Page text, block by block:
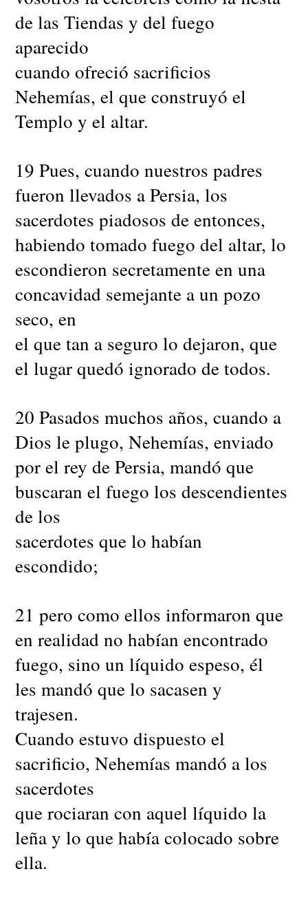
de las Tiendas y del fuego
aparecido
cuando ofreció sacrificios
Nehemías, el que construyó el
Templo y el altar.
19 Pues, cuando nuestros padres
fueron llevados a Persia, los
sacerdotes piadosos de entonces,
habiendo tomado fuego del altar, lo
escondieron secretamente en una
concavidad semejante a un pozo
seco, en
el que tan a seguro lo dejaron, que
el lugar quedó ignorado de todos.
20 Pasados muchos años, cuando a
Dios le plugo, Nehemías, enviado
por el rey de Persia, mandó que
buscaran el fuego los descendientes
de los
sacerdotes que lo habían
escondido;
21 pero como ellos informaron que
en realidad no habían encontrado
fuego, sino un líquido espeso, él
les mandó que lo sacasen y
trajesen.
Cuando estuvo dispuesto el
sacrificio, Nehemías mandó a los
sacerdotes
que rociaran con aquel líquido la
leña y lo que había colocado sobre
ella.